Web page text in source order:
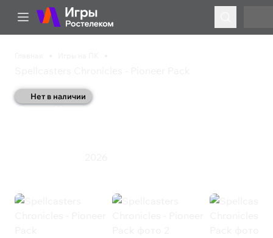
Нет в наличии
Spellcasters Chronicles -